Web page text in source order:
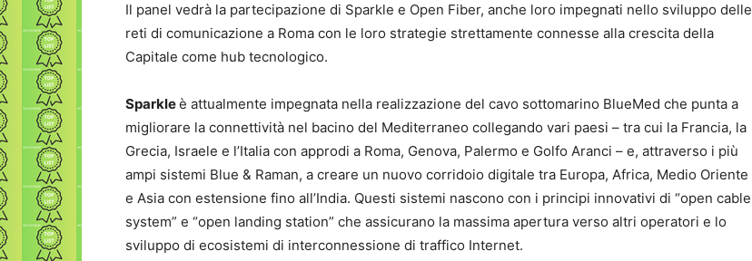
Il panel vedrà la partecipazione di Sparkle e Open Fiber, anche loro impegnati nello sviluppo delle
reti di comunicazione a Roma con le loro strategie strettamente connesse alla crescita della
Capitale come hub tecnologico.
Sparkleè attualmente impegnata nella realizzazione del cavo sottomarino BlueMed che punta a
migliorare la connettività nel bacino del Mediterraneo collegando vari paesi – tra cui la Francia, la
Grecia, Israele e l’Italia con approdi a Roma, Genova, Palermo e Golfo Aranci – e, attraverso i più
ampi sistemi Blue & Raman, a creare un nuovo corridoio digitale tra Europa, Africa, Medio Oriente
e Asia con estensione fino all’India. Questi sistemi nascono con i principi innovativi di “open cable
system” e “open landing station” che assicurano la massima apertura verso altri operatori e lo
sviluppo di ecosistemi di interconnessione di traffico Internet.